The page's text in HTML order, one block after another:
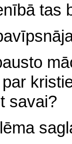
tas
savai?